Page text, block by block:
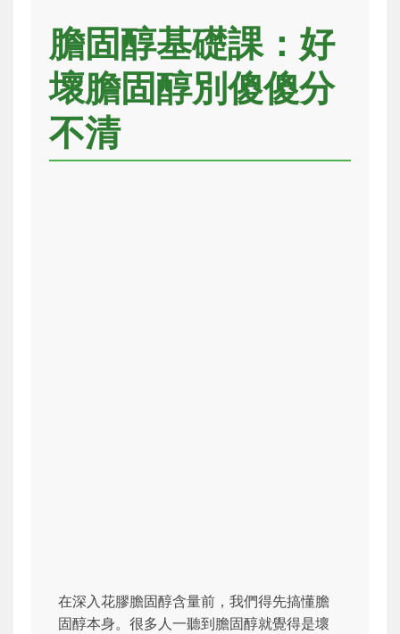
膽固醇基礎課：好
壞膽固醇別傻傻分
不清
在深入花膠膽固醇含量前，我們得先搞懂膽
固醇本身。很多人一聽到膽固醇就覺得是壞